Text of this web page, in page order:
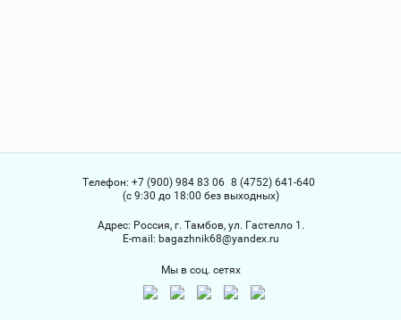
Телефон: +7 (900) 984 83 06 8 (4752) 641-640
(с 9:30 до 18:00 без выходных)
Адрес: Россия, г. Тамбов, ул. Гастелло 1.
Е-mail: bagazhnik68@yandex.ru
Мы в соц. сетях